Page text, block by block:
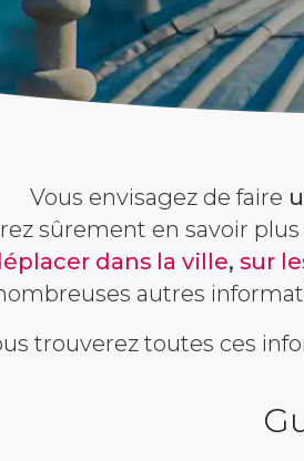
Vous envisagez de faire
sûrement en savoir plus
dans la ville, sur
autres
trouverez toutes ces